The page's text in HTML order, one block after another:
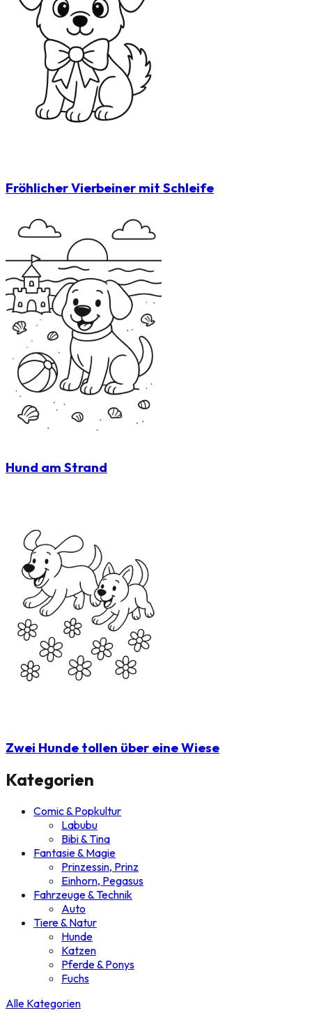
Fröhlicher Vierbeiner mit Schleife
Hund am Strand
Zwei Hunde tollen über eine Wiese
Kategorien
Comic & Popkultur
Labubu
Bibi & Tina
Fantasie & Magie
Prinzessin, Prinz
Einhorn, Pegasus
Fahrzeuge & Technik
Auto
Tiere & Natur
Hunde
Katzen
Pferde & Ponys
Fuchs
Alle Kategorien